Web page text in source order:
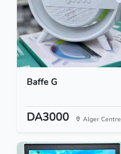
Baffe G
DA3000 Alger Centre